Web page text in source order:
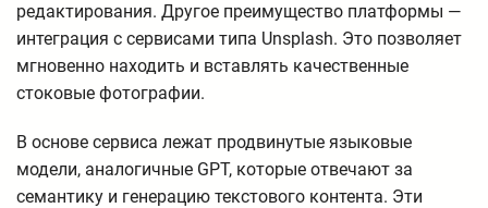
редактирования. Другое преимущество платформы —
интеграция с сервисами типа Unsplash. Это позволяет
мгновенно находить и вставлять качественные
стоковые фотографии.
В основе сервиса лежат продвинутые языковые
модели, аналогичные GPT, которые отвечают за
семантику и генерацию текстового контента. Эти